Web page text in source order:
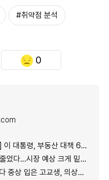
#취약점 분석
0
시간 점검…"기존 방식 벗어나 과감히 실행" 外
장 예상 크게 밑돈 '고용 쇼크'
입은 고교생, 의상자 인정